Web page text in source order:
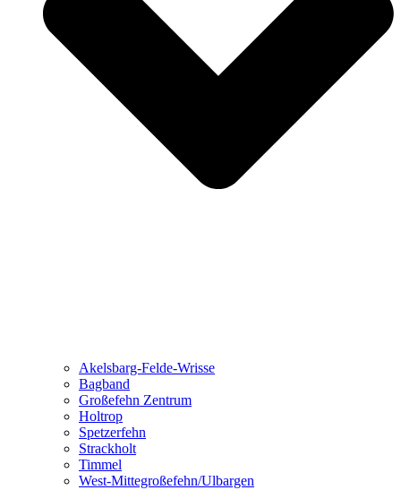
Akelsbarg-Felde-Wrisse
Bagband
Großefehn Zentrum
Holtrop
Spetzerfehn
Strackholt
Timmel
West-Mittegroßefehn/Ulbargen